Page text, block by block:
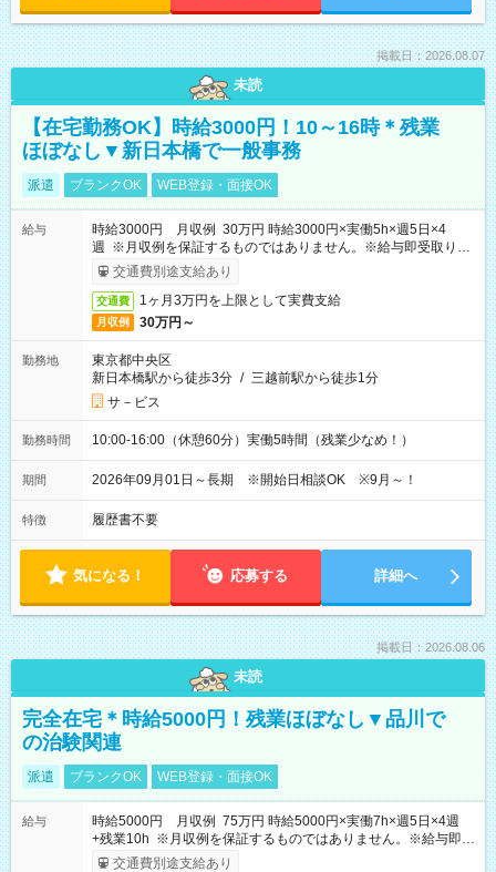
掲載日：2026.08.07
未読
【在宅勤務OK】時給3000円！10～16時＊残業
ほぼなし▼新日本橋で一般事務
派遣 ブランクOK WEB登録・面接OK
給与
時給3000円 月収例 30万円 時給3000円×実働5h×週5日×4
週 ※月収例を保証するものではありません。※給与即受取りサ
ービス利用可（利用条件有）
交通費別途支給あり
交通費 1ヶ月3万円を上限として実費支給
月収例 30万円～
勤務地
東京都中央区
新日本橋駅から徒歩3分 / 三越前駅から徒歩1分
サ－ビス
勤務時間 10:00-16:00（休憩60分）実働5時間（残業少なめ！）
期間 2026年09月01日～長期 ※開始日相談OK ※9月～！
特徴 履歴書不要
気になる！ 応募する 詳細へ
掲載日：2026.08.06
未読
完全在宅＊時給5000円！残業ほぼなし▼品川で
の治験関連
派遣 ブランクOK WEB登録・面接OK
給与
時給5000円 月収例 75万円 時給5000円×実働7h×週5日×4週
+残業10h ※月収例を保証するものではありません。※給与即受
取りサービス利用可（利用条件有）
交通費別途支給あり